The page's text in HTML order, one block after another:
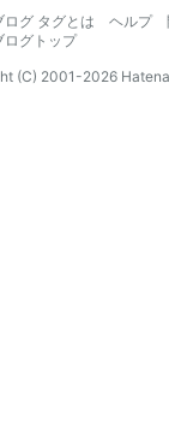
ログ タグとは
ヘルプ
ログトップ
(C) 2001-2026